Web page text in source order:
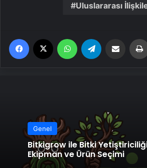
Uluslararası
Facebook WhatsApp Email'den paylaş
Genel
Bitkigrow ile Bitki
Ekipman ve Ürün Seçimi